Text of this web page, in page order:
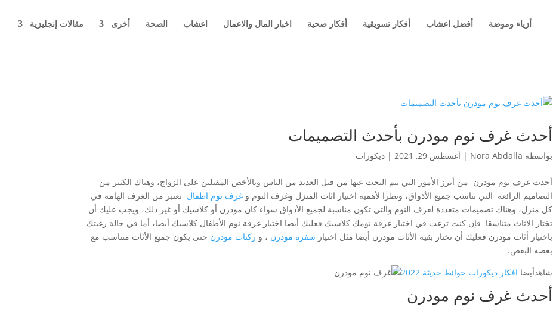
أزياء وموضة أفضل اعشاب أفكار تسويقية أفكار صحية اخبار المال والاعمال اعشاب الصحة أخرى مقالات إنجليزية
أحدث غرف نوم مودرن بأحدث التصميمات
بواسطة Nora Abdalla
| أغسطس 29, 2021 | ديكورات
أحدث غرف نوم مودرن من أبرز الأمور التي يتم البحث عنها من قبل العديد من الناس وبالأخص المقبلين على الزواج، وهناك الكثير من
التصاميم الرائعة التي تناسب جميع الأذواق، ونظرا لأهمية اختيار اثاث المنزل وغرف النوم و غرف نوم اطفال تعتبر من الغرف الهامة في
كل منزل، وهناك تصميمات متعددة لغرف النوم والتي تكون مناسبة لجميع الأذواق سواء كان مودرن أو كلاسيك أو غير ذلك، ويجب عليك أن
تختار الاثاث متناسقا فإن كنت ترغب في اختيار غرفة نومك كلاسيك فعليك أيضا اختيار غرفة نوم الأطفال كلاسيك أيضا، أما في حالة رغبتك
باختيار أثاث مودرن فعليك أن تختار بقية الأثاث مودرن أيضا مثل اختيار سفرة مودرن ، و ركنات مودرن حتى يكون جميع الأثاث متناسب مع
بعضه البعض.
شاهدأيضا افكار ديكورات حوائط حديثة 2022
أحدث غرف نوم مودرن